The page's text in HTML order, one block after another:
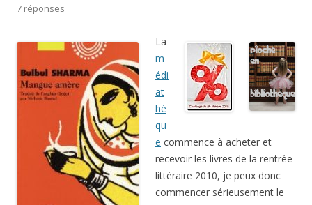
7 réponses
La
m
édi
at
hè
qu
e commence à acheter et
recevoir les livres de la rentrée
littéraire 2010, je peux donc
commencer sérieusement le